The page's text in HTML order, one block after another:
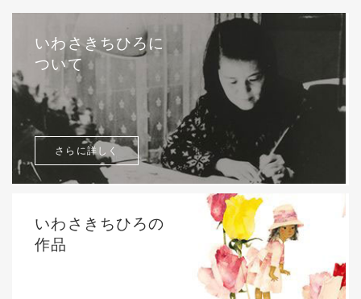
いわさきちひろに
ついて
さらに詳しく
いわさきちひろの
作品